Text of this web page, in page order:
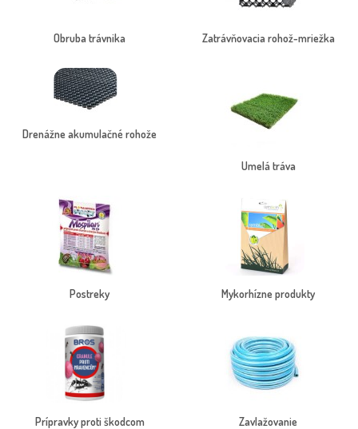
Obruba trávnika Zatrávňovacia rohož-mriežka
Drenážne akumulačné rohože
Umelá tráva
Postreky Mykorhízne produkty
Prípravky proti škodcom Zavlažovanie